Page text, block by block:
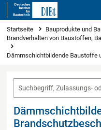
Sie sind hier
Startseite Bauprodukte und
Brandverhalten von Baustoffen,
Dämmschichtbildende Baustoffe